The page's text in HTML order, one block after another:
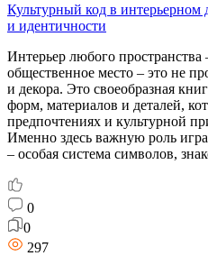
Культурный код в интерьерном
и идентичности
Интерьер любого
общественное место – это не
и декора. Это своеобразная
форм, материалов и деталей,
предпочтениях и культурной
Именно здесь важную роль
– особая система символов,
0
0
297